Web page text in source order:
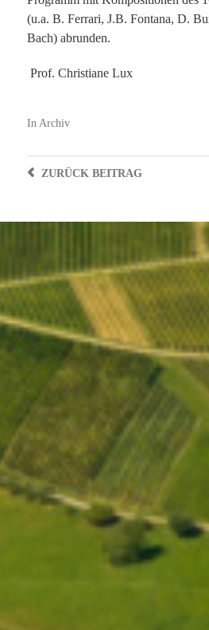
(u.a. B. Ferrari, J.B. Fontana, D.
Bach) abrunden.
Prof. Christiane Lux
In Archiv
ZURÜCK BEITRAG
EINWEIHUNG
09.MAI 2026